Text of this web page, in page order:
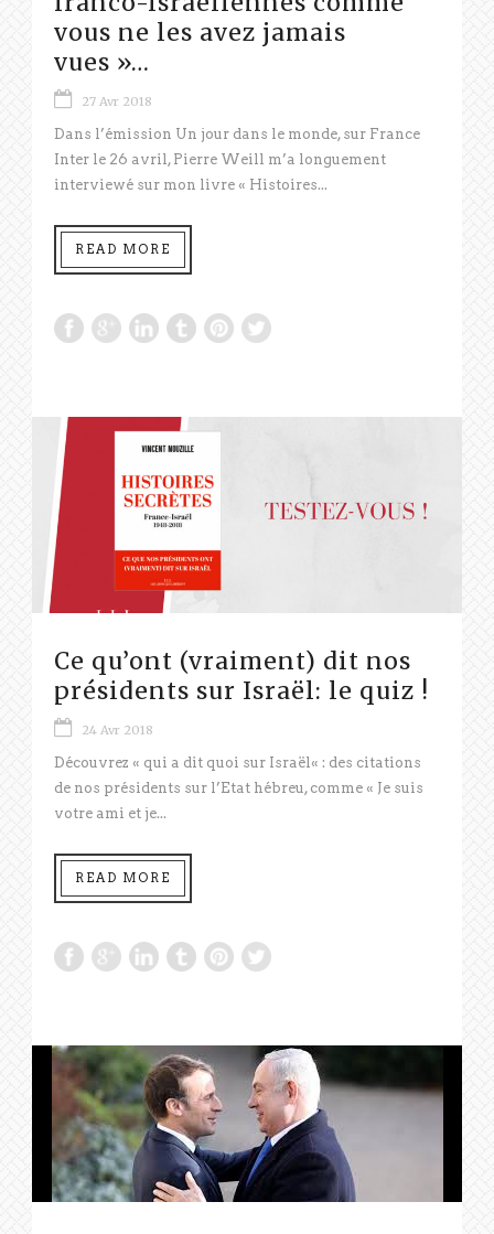
vous ne les avez jamais
vues »…
27 Avr 2018
Dans l’émission Un jour dans le monde, sur France
Inter le 26 avril, Pierre Weill m’a longuement
interviewé sur mon livre « Histoires...
READ MORE
Ce qu’ont (vraiment) dit nos
présidents sur Israël: le quiz !
24 Avr 2018
Découvrez « qui a dit quoi sur Israël« : des citations
de nos présidents sur l’Etat hébreu, comme « Je suis
votre ami et je...
READ MORE